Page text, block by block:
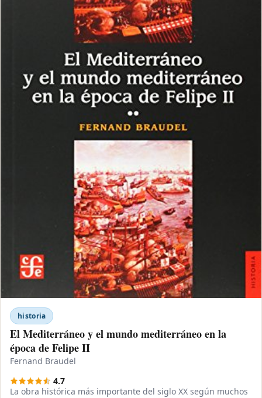
historia
El Mediterráneo y el mundo mediterráneo en la
época de Felipe II
Fernand Braudel
4.7
La obra histórica más importante del siglo XX según muchos